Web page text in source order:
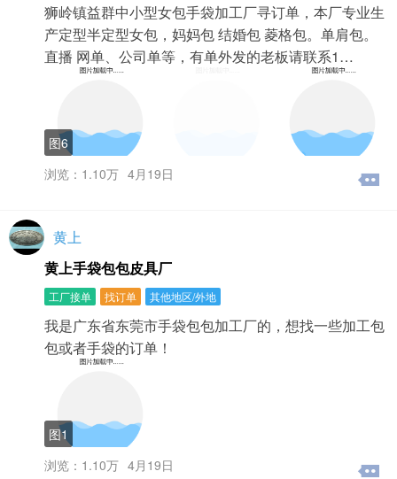
狮岭镇益群中小型女包手袋加工厂寻订单，本厂专业生
产定型半定型女包，妈妈包 结婚包 菱格包。单肩包。
直播 网单、公司单等，有单外发的老板请联系1…
图6
浏览：1.10万 4月19日
黄上
黄上手袋包包皮具厂
工厂接单 找订单 其他地区/外地
我是广东省东莞市手袋包包加工厂的，想找一些加工包
包或者手袋的订单！
图1
浏览：1.10万 4月19日